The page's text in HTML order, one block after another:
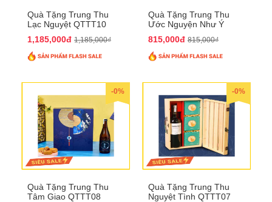
Quà Tặng Trung Thu
Lạc Nguyệt QTTT10
1,185,000đ 1,185,000₫
Quà Tặng Trung Thu
Ước Nguyện Như Ý
815,000đ 815,000₫
-0%
Quà Tặng Trung Thu
Tâm Giao QTTT08
-0%
Quà Tặng Trung Thu
Nguyệt Tình QTTT07